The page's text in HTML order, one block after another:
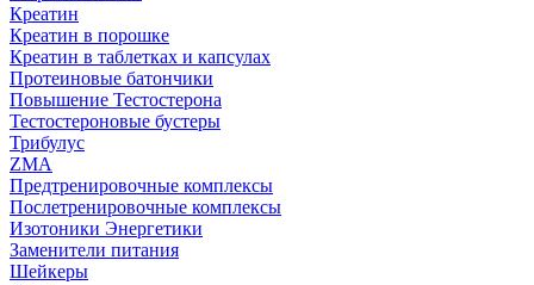
Креатин
Креатин в порошке
Креатин в таблетках и капсулах
Протеиновые батончики
Повышение Тестостерона
Тестостероновые бустеры
Трибулус
ZMA
Предтренировочные комплексы
Послетренировочные комплексы
Изотоники Энергетики
Заменители питания
Шейкеры